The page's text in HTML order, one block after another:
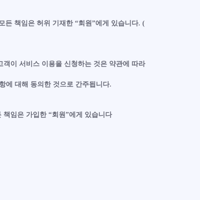
든 책임은 허위 기재한 “회원”에게 있습니다. (
이 서비스 이용을 신청하는 것은 약관에 따라
에 대해 동의한 것으로 간주됩니다.
임은 가입한 “회원”에게 있습니다